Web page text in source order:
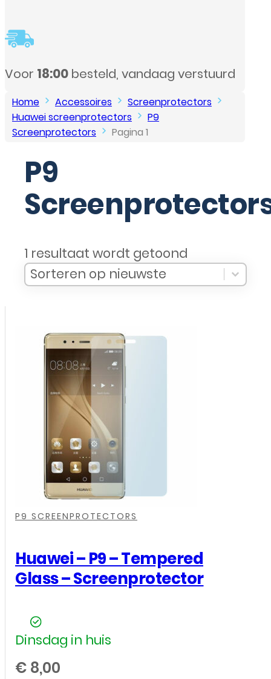
Home Accessoires
Screenprotectors
Huawei screenprotectors
P9
Screenprotectors
Pagina 1
P9
1 resultaat wordt getoond
Sort Products
Sort content
Sorteren op nieuwste
Sort content
P9 SCREENPROTECTORS
Huawei – P9 – Tempered
Glass – Screenprotector
Dinsdag in huis
€ 8,00